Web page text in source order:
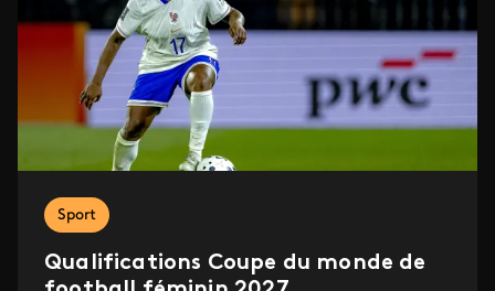
Sport
Qualifications Coupe du monde de